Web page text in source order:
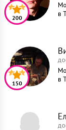
в
200
в
150